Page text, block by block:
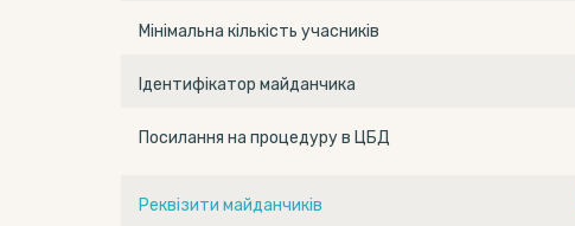
Мінімальна кількість учасників
Ідентифікатор майданчика
Посилання на процедуру в ЦБД
Реквізити майданчиків